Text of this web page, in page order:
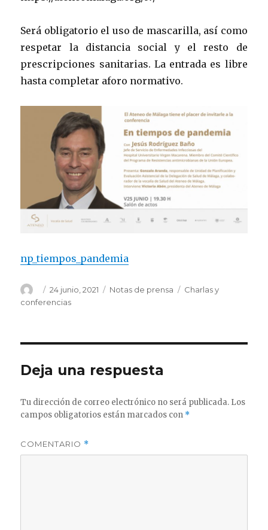
Será obligatorio el uso de mascarilla, así como
respetar la distancia social y el resto de
prescripciones sanitarias. La entrada es libre
hasta completar aforo normativo.
np_tiempos_pandemia
24 junio, 2021 Notas de prensa
Charlas y
conferencias
Deja una respuesta
Tu dirección de correo electrónico no será publicada. Los
campos obligatorios están marcados con *
COMENTARIO *